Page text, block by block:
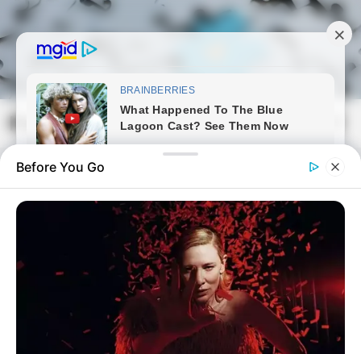
Skip
to
content
Magyarmozaik.com
Before You Go